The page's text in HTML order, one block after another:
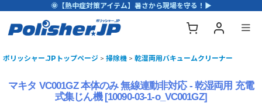
🌞【熱中症対策アイテム】暑さから現場を守る！▶
ポリッシャー.JPトップページ > 掃除機 > 乾湿両用バキュームクリーナー
マキタ VC001GZ 本体のみ 無線連動非対応 - 乾湿両用 充電
式集じん機 [10090-03-1-o_VC001GZ]